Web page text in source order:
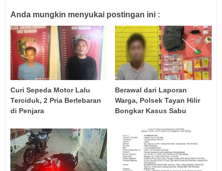
Anda mungkin menyukai postingan ini :
Curi Sepeda Motor Lalu
Terciduk, 2 Pria Berlebaran
di Penjara
Berawal dari Laporan
Warga, Polsek Tayan Hilir
Bongkar Kasus Sabu